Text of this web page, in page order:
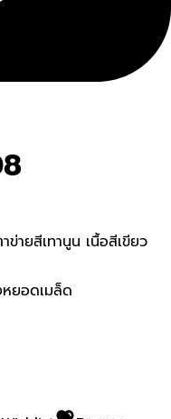
ายสีเทานูน เนื้อสีเขียว
ยอดเมล็ด